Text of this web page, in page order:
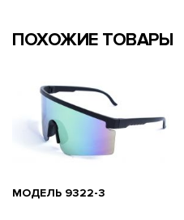
ПОХОЖИЕ ТОВАРЫ
МОДЕЛЬ 9322-3